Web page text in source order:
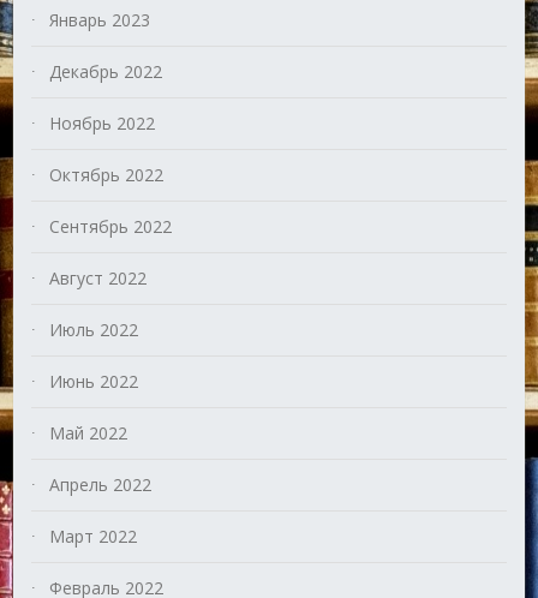
Январь 2023
Декабрь 2022
Ноябрь 2022
Октябрь 2022
Сентябрь 2022
Август 2022
Июль 2022
Июнь 2022
Май 2022
Апрель 2022
Март 2022
Февраль 2022